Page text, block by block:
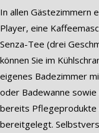
In allen Gästezimmern
Player, eine
Senza-Tee (drei
können Sie im
eigenes Badezimmer
oder Badewanne
bereits Pflegeprodukte
bereitgelegt.